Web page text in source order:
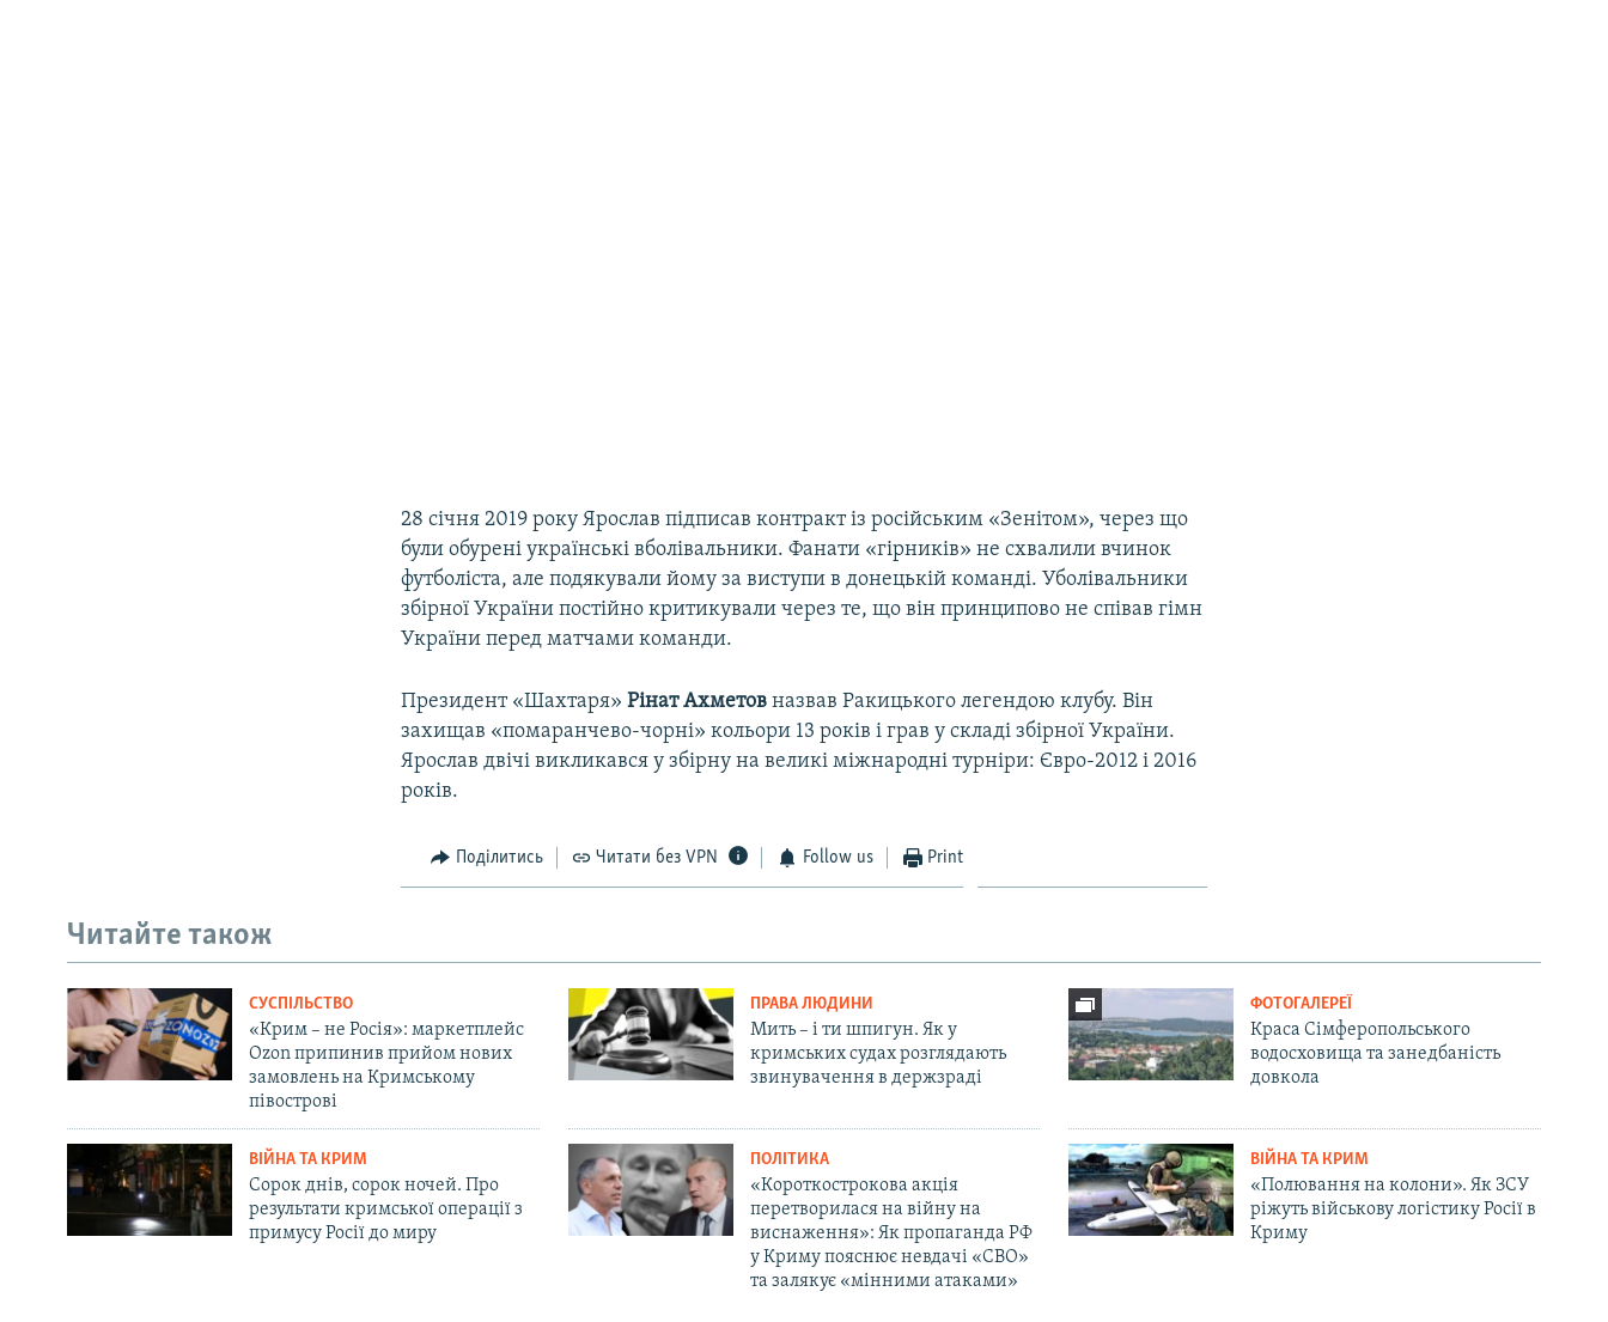
28 січня 2019 року Ярослав підписав контракт із російським «Зенітом», через що
були обурені українські вболівальники. Фанати «гірників» не схвалили вчинок
футболіста, але подякували йому за виступи в донецькій команді. Уболівальники
збірної України постійно критикували через те, що він принципово не співав гімн
України перед матчами команди.
Президент «Шахтаря»Рінат Ахметов назвав Ракицького легендою клубу. Він
захищав «помаранчево-чорні» кольори 13 років і грав у складі збірної України.
Ярослав двічі викликався у збірну на великі міжнародні турніри: Євро-2012 і 2016
років.
Поділитись Читати без VPN Follow us Print
Читайте також
СУСПІЛЬСТВО
«Крим – не Росія»: маркетплейс
Ozon припинив прийом нових
замовлень на Кримському
півострові
ПРАВА ЛЮДИНИ
Мить – і ти шпигун. Як у
кримських судах розглядають
звинувачення в держзраді
ФОТОГАЛЕРЕЇ
Краса Сімферопольського
водосховища та занедбаність
довкола
ВІЙНА ТА КРИМ
Сорок днів, сорок ночей. Про
результати кримської операції з
примусу Росії до миру
ПОЛІТИКА
«Короткострокова акція
перетворилася на війну на
виснаження»: Як пропаганда РФ
у Криму пояснює невдачі «СВО»
та залякує «мінними атаками»
ВІЙНА ТА КРИМ
«Полювання на колони». Як ЗСУ
ріжуть військову логістику Росії в
Криму